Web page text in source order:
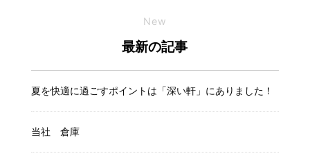
New
最新の記事
夏を快適に過ごすポイントは「深い軒」にありました！
当社 倉庫